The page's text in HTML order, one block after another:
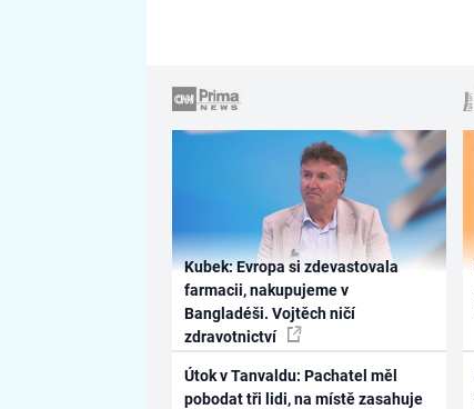
Kubek: Evropa si zdevastovala
farmacii, nakupujeme v
Bangladéši. Vojtěch ničí
zdravotnictví
Útok v Tanvaldu: Pachatel měl
pobodat tři lidi, na místě zasahuje